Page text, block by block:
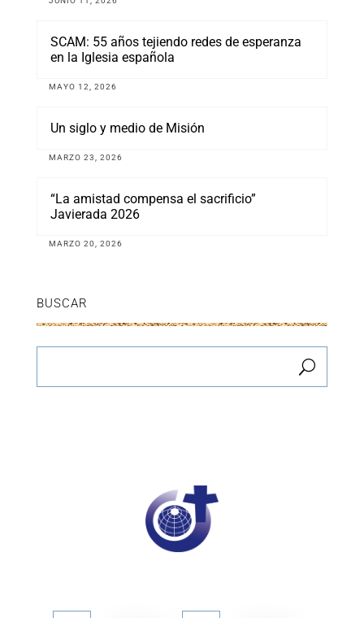
SCAM: 55 años tejiendo redes de esperanza
en la Iglesia española
MAYO 12, 2026
Un siglo y medio de Misión
MARZO 23, 2026
“La amistad compensa el sacrificio”
Javierada 2026
MARZO 20, 2026
BUSCAR